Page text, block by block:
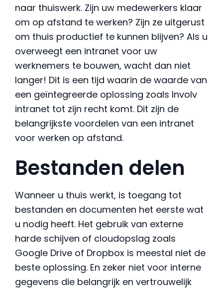
naar thuiswerk. Zijn uw medewerkers klaar
om op afstand te werken? Zijn ze uitgerust
om thuis productief te kunnen blijven? Als u
overweegt een intranet voor uw
werknemers te bouwen, wacht dan niet
langer! Dit is een tijd waarin de waarde van
een geïntegreerde oplossing zoals Involv
intranet tot zijn recht komt. Dit zijn de
belangrijkste voordelen van een intranet
voor werken op afstand.
Bestanden delen
Wanneer u thuis werkt, is toegang tot
bestanden en documenten het eerste wat
u nodig heeft. Het gebruik van externe
harde schijven of cloudopslag zoals
Google Drive of Dropbox is meestal niet de
beste oplossing. En zeker niet voor interne
gegevens die belangrijk en vertrouwelijk